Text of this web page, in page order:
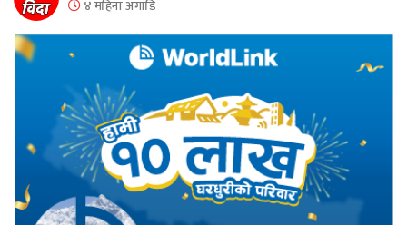
४ महिना अगाडि